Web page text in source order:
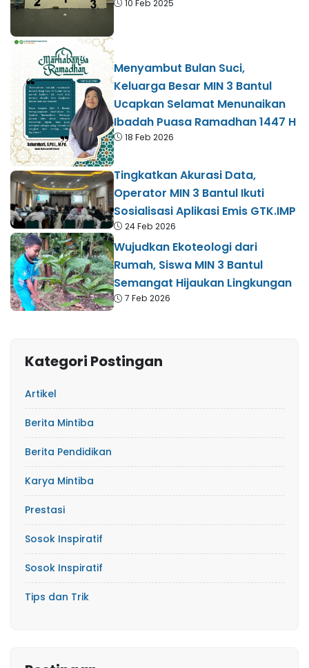
10 Feb 2025
Menyambut Bulan Suci,
Keluarga Besar MIN 3 Bantul
Ucapkan Selamat Menunaikan
Ibadah Puasa Ramadhan 1447 H
18 Feb 2026
Tingkatkan Akurasi Data,
Operator MIN 3 Bantul Ikuti
Sosialisasi Aplikasi Emis GTK.IMP
24 Feb 2026
Wujudkan Ekoteologi dari
Rumah, Siswa MIN 3 Bantul
Semangat Hijaukan Lingkungan
7 Feb 2026
Kategori Postingan
Artikel
Berita Mintiba
Berita Pendidikan
Karya Mintiba
Prestasi
Sosok Inspiratif
Sosok Inspiratif
Tips dan Trik